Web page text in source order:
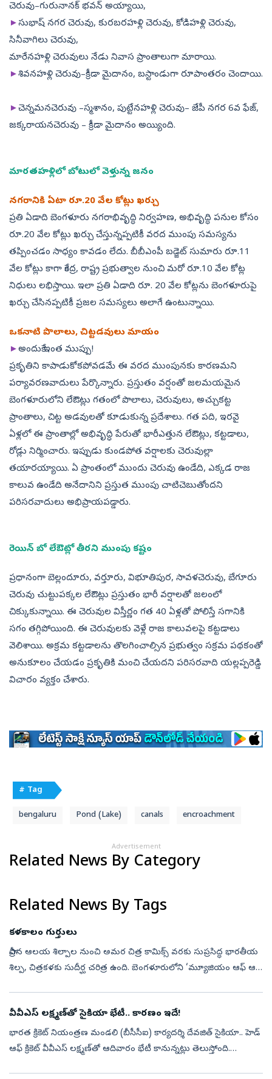
చెరువు–గురునానక్‌ భవన్‌ అయ్యాయి,
►సుభాష్‌ నగర చెరువు, కురబరహళ్లి చెరువు, కోడిహళ్లి చెరువు,
సినీవాగిలు చెరువు,
మారేనహళ్లి చెరువులు నేడు నివాస ప్రాంతాలుగా మారాయి.
►శివనహళ్లి చెరువు–క్రీడా మైదానం, బస్టాండుగా రూపాంతరం చెందాయి.
►చెన్నమనచెరువు –స్మశానం, పుట్టేనహళ్లి చెరువు– జేపీ నగర 6వ ఫేజ్,
జక్కరాయనచెరువు – క్రీడా మైదానం అయ్యింది.
మారతహళ్లిలో బోటులో వెళ్తున్న జనం
నగరానికి ఏటా రూ.20 వేల కోట్లు ఖర్చు
ప్రతి ఏడాది బెంగళూరు నగరాభివృద్ధి నిర్వహణ, అభివృద్ధి పనుల కోసం
రూ.20 వేల కోట్లు ఖర్చు చేస్తున్నప్పటికీ వరద ముంపు సమస్యను
తప్పించడం సాధ్యం కావడం లేదు. బీబీఎంపీ బడ్జెట్‌ సుమారు రూ.11
వేల కోట్లు కాగా కేంద్ర, రాష్ట్ర ప్రభుత్వాల నుంచి మరో రూ.10 వేల కోట్ల
నిధులు లభిస్తాయి. ఇలా ప్రతి ఏడాది రూ. 20 వేల కోట్లను బెంగళూరుపై
ఖర్చు చేసినప్పటికీ ప్రజల సమస్యలు అలాగే ఉంటున్నాయి.
ఒకనాటి పొలాలు, చిట్టడవులు మాయం
►అందుకే ఇంత ముప్పు!
ప్రకృతిని కాపాడుకోకపోవడమే ఈ వరద ముంపునకు కారణమని
పర్యావరణవాదులు పేర్కొన్నారు. ప్రస్తుతం వర్షంతో జలమయమైన
బెంగళూరులోని లేఔట్లు గతంలో పొలాలు, చెరువులు, అచ్చుకట్ట
ప్రాంతాలు, చిట్ట అడవులతో కూడుకున్న ప్రదేశాలు. గత పది, ఇరవై
ఏళ్లలో ఈ ప్రాంతాల్లో అభివృద్ధి పేరుతో భారీఎత్తున లేఔట్లు, కట్టడాలు,
రోడ్లు నిర్మించారు. ఇప్పుడు కుండపోత వర్షాలకు చెరువుల్లా
తయారయ్యాయి. ఏ ప్రాంతంలో ముందు చెరువు ఉండేది, ఎక్కడ రాజ
కాలువ ఉండేది అనేదానిని ప్రస్తుత ముంపు చాటిచెబుతోందని
పరిసరవాదులు అభిప్రాయపడ్డారు.
రెయిన్‌ బో లేఔట్లో తీరని ముంపు కష్టం
ప్రధానంగా బెల్లందూరు, వర్తూరు, విభూతిపుర, సావళచెరువు, బేగూరు
చెరువు చుట్టుపక్కల లేఔట్లు ప్రస్తుతం భారీ వర్షాలతో జలంలో
చిక్కుకున్నాయి. ఈ చెరువుల విస్తీర్ణం గత 40 ఏళ్లతో పోలిస్తే సగానికి
సగం తగ్గిపోయింది. ఈ చెరువులకు వెళ్లే రాజ కాలువలపై కట్టడాలు
వెలిశాయి. అక్రమ కట్టడాలను తొలగించాల్సిన ప్రభుత్వం సక్రమ పథకంతో
అనుకూలం చేయడం ప్రకృతికి మంచి చేయదని పరిసరవాది యల్లప్పరెడ్డి
విచారం వ్యక్తం చేశారు.
# Tag
bengaluru Pond (Lake) canals encroachment
Advertisement
Related News By Category
Related News By Tags
కళకాలం గుర్తులు
ప్రాచీన ఆలయ శిల్పాల నుంచి అమర చిత్ర కామిక్స్‌ వరకు సుప్రసిద్ధ భారతీయ
శిల్ప, చిత్రకళకు సుదీర్ఘ చరిత్ర ఉంది. బెంగళూరులోని ‘మ్యూజియం ఆఫ్‌ ఆర్ట్‌
వీవీఎస్‌ లక్ష్మణ్‌తో సైకియా భేటీ.. కారణం ఇదే!
భారత క్రికెట్‌ నియంత్రణ మండలి (బీసీసీఐ) కార్యదర్శి దేవజిత్‌ సైకియా.. హెడ్‌
ఆఫ్‌ క్రికెట్‌ వీవీఎస్‌ లక్ష్మణ్‌తో ఆదివారం భేటీ కానున్నట్లు తెలుస్తోంది.